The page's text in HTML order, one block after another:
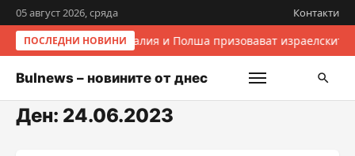
05 август 2026, сряда Контакти
ПОСЛЕДНИ НОВИНИИталия и Полша призовават
Bulnews – новините от днес
Ден: 24.06.2023